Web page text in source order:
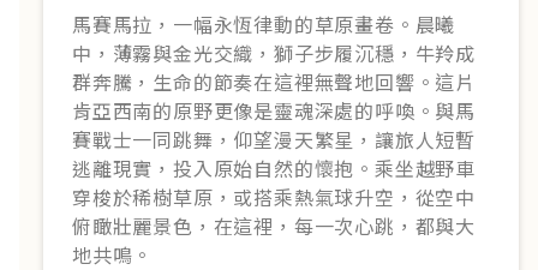
馬賽馬拉，一幅永恆律動的草原畫卷。晨曦
中，薄霧與金光交織，獅子步履沉穩，牛羚成
群奔騰，生命的節奏在這裡無聲地回響。這片
肯亞西南的原野更像是靈魂深處的呼喚。與馬
賽戰士一同跳舞，仰望漫天繁星，讓旅人短暫
逃離現實，投入原始自然的懷抱。乘坐越野車
穿梭於稀樹草原，或搭乘熱氣球升空，從空中
俯瞰壯麗景色，在這裡，每一次心跳，都與大
地共鳴。